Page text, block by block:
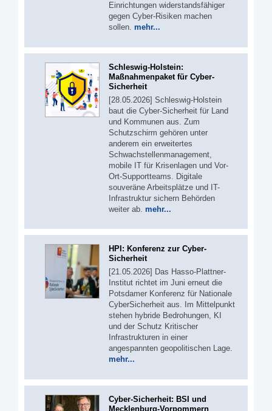
Einrichtungen widerstandsfähiger
gegen Cyber-Risiken machen
sollen. mehr...
Schleswig-Holstein:
Maßnahmenpaket für Cyber-
Sicherheit
[28.05.2026] Schleswig-Holstein
baut die Cyber-Sicherheit für Land
und Kommunen aus. Zum
Schutzschirm gehören unter
anderem ein erweitertes
Schwachstellenmanagement,
mobile IT für Krisenlagen und Vor-
Ort-Supportteams. Digitale
souveräne Arbeitsplätze und IT-
Infrastruktur sichern Behörden
weiter ab. mehr...
HPI: Konferenz zur Cyber-
Sicherheit
[21.05.2026] Das Hasso-Plattner-
Institut richtet im Juni erneut die
Potsdamer Konferenz für Nationale
CyberSicherheit aus. Im Mittelpunkt
stehen hybride Bedrohungen, KI
und der Schutz Kritischer
Infrastrukturen in einer
angespannten geopolitischen Lage.
mehr...
Cyber-Sicherheit: BSI und
Mecklenburg-Vorpommern